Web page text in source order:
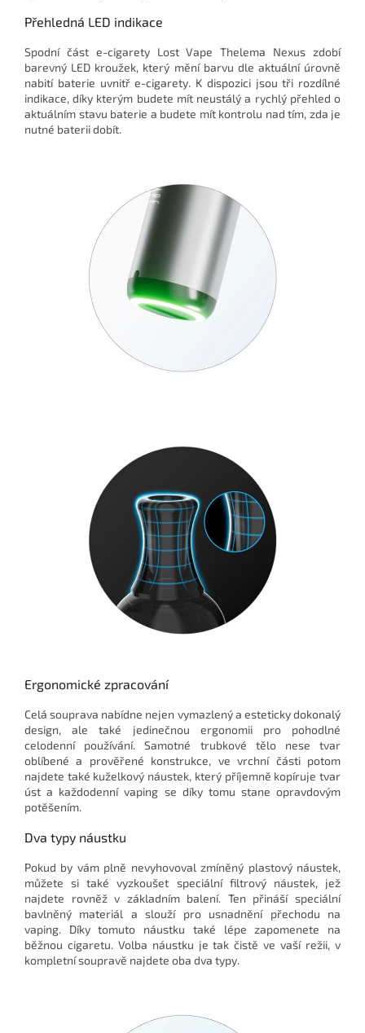
Přehledná LED indikace
Spodní část e-cigarety Lost Vape Thelema Nexus zdobí
barevný LED kroužek, který mění barvu dle aktuální úrovně
nabití baterie uvnitř e-cigarety. K dispozici jsou tři rozdílné
indikace, díky kterým budete mít neustálý a rychlý přehled o
aktuálním stavu baterie a budete mít kontrolu nad tím, zda je
nutné baterii dobít.
Ergonomické zpracování
Celá souprava nabídne nejen vymazlený a esteticky dokonalý
design, ale také jedinečnou ergonomii pro pohodlné
celodenní používání. Samotné trubkové tělo nese tvar
oblíbené a prověřené konstrukce, ve vrchní části potom
najdete také kuželkový náustek, který příjemně kopíruje tvar
úst a každodenní vaping se díky tomu stane opravdovým
potěšením.
Dva typy náustku
Pokud by vám plně nevyhovoval zmíněný plastový náustek,
můžete si také vyzkoušet speciální filtrový náustek, jež
najdete rovněž v základním balení. Ten přináší speciální
bavlněný materiál a slouží pro usnadnění přechodu na
vaping. Díky tomuto náustku také lépe zapomenete na
běžnou cigaretu. Volba náustku je tak čistě ve vaší režii, v
kompletní soupravě najdete oba dva typy.